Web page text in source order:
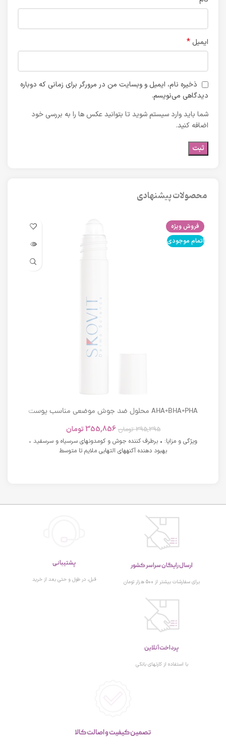
ایمیل *
ذخیره نام، ایمیل و وبسایت من در مرورگر برای زمانی که دوباره
دیدگاهی می‌نویسم.
شما باید وارد سیستم شوید تا بتوانید عکس ها را به بررسی خود
اضافه کنید.
محصولات پیشنهادی
فروش ویژه
اتمام موجودی
AHA+BHA+PHA محلول ضد جوش موضعی مناسب پوست
395,395 تومان 355,856 تومان
ویژگی و مزایا: • برطرف کننده جوش و کومدونهای سرسیاه و سرسفید •
بهبود دهنده آکنههای التهابی ملایم تا متوسط
ارسال رایگان سراسر کشور
برای سفارشات بیشتر از 500 هزار تومان
پشتیبانی
قبل، در طول و حتی بعد از خرید
پرداخت آنلاین
با استفاده از کارتهای بانکی
تصمین کیفیت و اصالت کالا